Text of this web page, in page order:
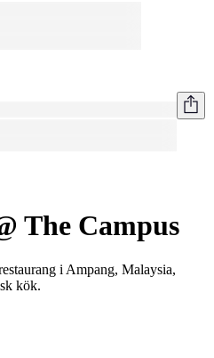
The Campus
i Ampang, Malaysia,
kök.